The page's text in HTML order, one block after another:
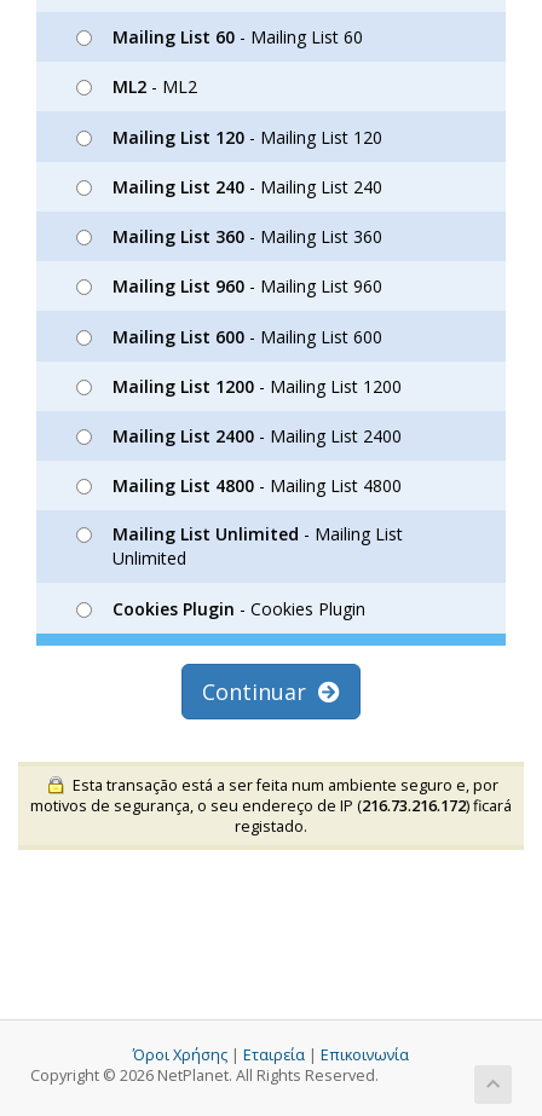
Mailing List 60 - Mailing List 60
ML2 - ML2
Mailing List 120 - Mailing List 120
Mailing List 240 - Mailing List 240
Mailing List 360 - Mailing List 360
Mailing List 960 - Mailing List 960
Mailing List 600 - Mailing List 600
Mailing List 1200 - Mailing List 1200
Mailing List 2400 - Mailing List 2400
Mailing List 4800 - Mailing List 4800
Mailing List Unlimited - Mailing List
Unlimited
Cookies Plugin - Cookies Plugin
Continuar
Esta transação está a ser feita num ambiente seguro e, por
motivos de segurança, o seu endereço de IP (216.73.216.172) ficará
registado.
Όροι Χρήσης | Εταιρεία | Επικοινωνία
Copyright © 2026 NetPlanet. All Rights Reserved.